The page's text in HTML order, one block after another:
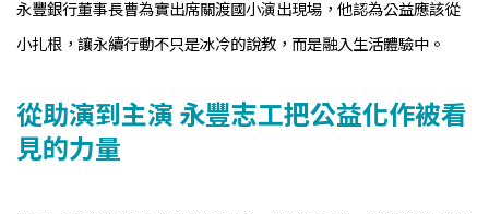
永豐銀行董事長曹為實出席關渡國小演出現場，他認為公益應該從
小扎根，讓永續行動不只是冰冷的說教，而是融入生活體驗中。
從助演到主演 永豐志工把公益化作被看
見的力量